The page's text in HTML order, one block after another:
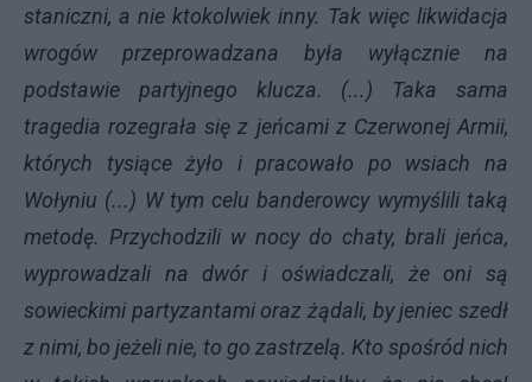
staniczni, a nie ktokolwiek inny. Tak więc likwidacja
wrogów przeprowadzana była wyłącznie na
podstawie partyjnego klucza. (...) Taka sama
tragedia rozegrała się z jeńcami z Czerwonej Armii,
których tysiące żyło i pracowało po wsiach na
Wołyniu (...) W tym celu banderowcy wymyślili taką
metodę. Przychodzili w nocy do chaty, brali jeńca,
wyprowadzali na dwór i oświadczali, że oni są
sowieckimi partyzantami oraz żądali, by jeniec szedł
z nimi, bo jeżeli nie, to go zastrzelą. Kto spośród nich